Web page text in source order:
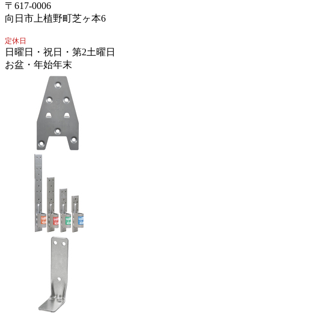
〒617-0006
向日市上植野町芝ヶ本6
定休日
日曜日・祝日・第2土曜日
お盆・年始年末